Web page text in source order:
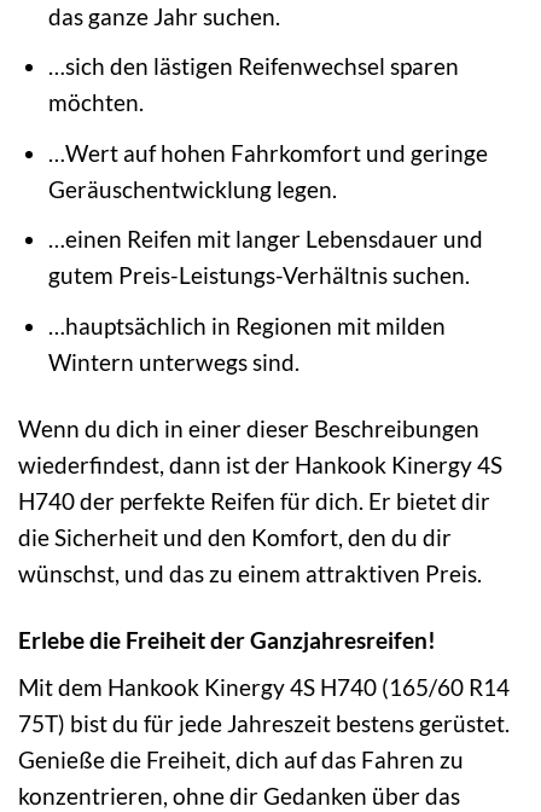
das ganze Jahr suchen.
…sich den lästigen Reifenwechsel sparen
möchten.
…Wert auf hohen Fahrkomfort und geringe
Geräuschentwicklung legen.
…einen Reifen mit langer Lebensdauer und
gutem Preis-Leistungs-Verhältnis suchen.
…hauptsächlich in Regionen mit milden
Wintern unterwegs sind.
Wenn du dich in einer dieser Beschreibungen
wiederfindest, dann ist der Hankook Kinergy 4S
H740 der perfekte Reifen für dich. Er bietet dir
die Sicherheit und den Komfort, den du dir
wünschst, und das zu einem attraktiven Preis.
Erlebe die Freiheit der Ganzjahresreifen!
Mit dem Hankook Kinergy 4S H740 (165/60 R14
75T) bist du für jede Jahreszeit bestens gerüstet.
Genieße die Freiheit, dich auf das Fahren zu
konzentrieren, ohne dir Gedanken über das